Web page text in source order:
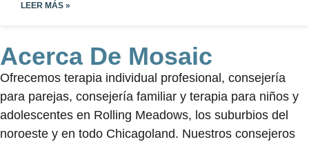
LEER MÁS »
Acerca De Mosaic
Ofrecemos terapia individual profesional, consejería
para parejas, consejería familiar y terapia para niños y
adolescentes en Rolling Meadows, los suburbios del
noroeste y en todo Chicagoland. Nuestros consejeros